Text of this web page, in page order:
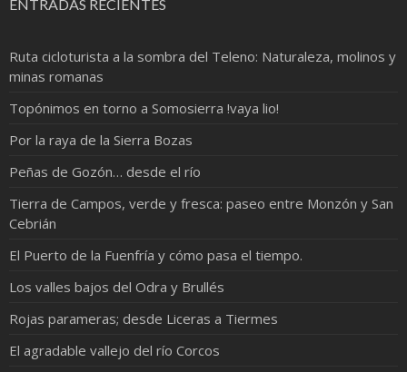
ENTRADAS RECIENTES
Ruta cicloturista a la sombra del Teleno: Naturaleza, molinos y
minas romanas
Topónimos en torno a Somosierra !vaya lio!
Por la raya de la Sierra Bozas
Peñas de Gozón… desde el río
Tierra de Campos, verde y fresca: paseo entre Monzón y San
Cebrián
El Puerto de la Fuenfría y cómo pasa el tiempo.
Los valles bajos del Odra y Brullés
Rojas parameras; desde Liceras a Tiermes
El agradable vallejo del río Corcos